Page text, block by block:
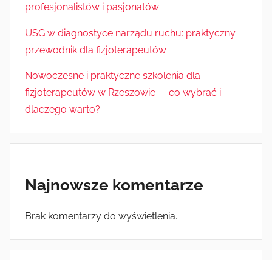
profesjonalistów i pasjonatów
USG w diagnostyce narządu ruchu: praktyczny
przewodnik dla fizjoterapeutów
Nowoczesne i praktyczne szkolenia dla
fizjoterapeutów w Rzeszowie — co wybrać i
dlaczego warto?
Najnowsze komentarze
Brak komentarzy do wyświetlenia.